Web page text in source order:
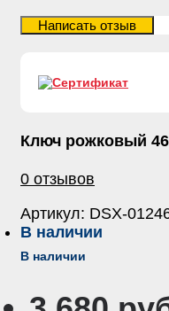
Ключ рожковый
0 отзывов
Артикул: DSX-
В наличии
В наличии